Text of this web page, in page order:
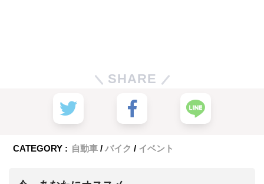
SHARE
CATEGORY : 自動車 バイク イベント